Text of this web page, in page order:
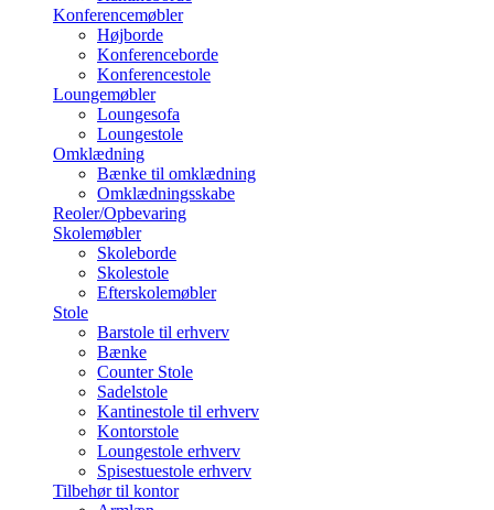
Konferencemøbler
Højborde
Konferenceborde
Konferencestole
Loungemøbler
Loungesofa
Loungestole
Omklædning
Bænke til omklædning
Omklædningsskabe
Reoler/Opbevaring
Skolemøbler
Skoleborde
Skolestole
Efterskolemøbler
Stole
Barstole til erhverv
Bænke
Counter Stole
Sadelstole
Kantinestole til erhverv
Kontorstole
Loungestole erhverv
Spisestuestole erhverv
Tilbehør til kontor